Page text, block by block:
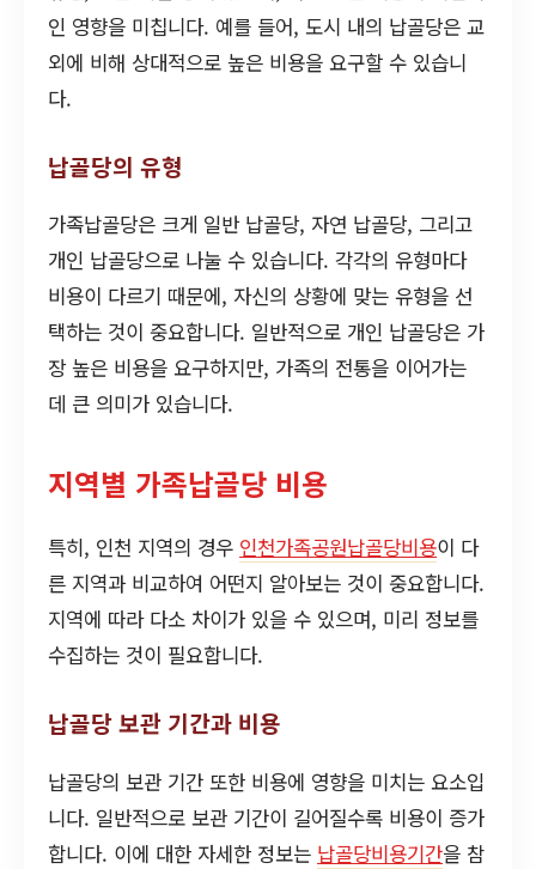
인 영향을 미칩니다. 예를 들어, 도시 내의 납골당은 교
외에 비해 상대적으로 높은 비용을 요구할 수 있습니
다.
납골당의 유형
가족납골당은 크게 일반 납골당, 자연 납골당, 그리고
개인 납골당으로 나눌 수 있습니다. 각각의 유형마다
비용이 다르기 때문에, 자신의 상황에 맞는 유형을 선
택하는 것이 중요합니다. 일반적으로 개인 납골당은 가
장 높은 비용을 요구하지만, 가족의 전통을 이어가는
데 큰 의미가 있습니다.
지역별 가족납골당 비용
특히, 인천 지역의 경우 인천가족공원납골당비용이 다
른 지역과 비교하여 어떤지 알아보는 것이 중요합니다.
지역에 따라 다소 차이가 있을 수 있으며, 미리 정보를
수집하는 것이 필요합니다.
납골당 보관 기간과 비용
납골당의 보관 기간 또한 비용에 영향을 미치는 요소입
니다. 일반적으로 보관 기간이 길어질수록 비용이 증가
합니다. 이에 대한 자세한 정보는 납골당비용기간을 참